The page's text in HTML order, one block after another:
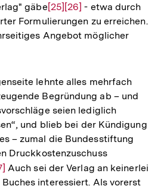
gäbeZur
Auflösung
der
[25] Zur
Auflösung
der
[26] - etwa durch
Formulierungen zu erreichen.
Angebot möglicher
lehnte alles mehrfach
Begründung ab – und
seien lediglich
und blieb bei der Kündigung
– zumal die Bundesstiftung
Druckkostenzuschuss
Auch sei der Verlag an keinerlei
interessiert. Als vorerst